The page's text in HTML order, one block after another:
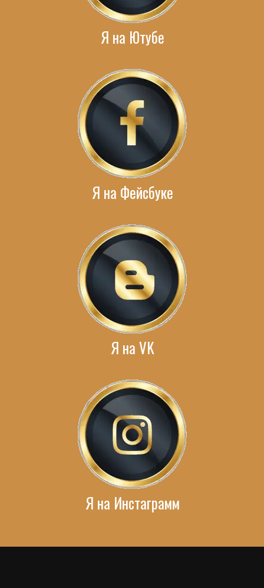
Я на Ютубе
Я на Фейсбуке
Я на VK
Я на Инстаграмм